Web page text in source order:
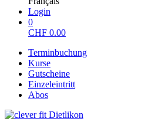
Login
0
CHF 0.00
Terminbuchung
Kurse
Gutscheine
Einzeleintritt
Abos